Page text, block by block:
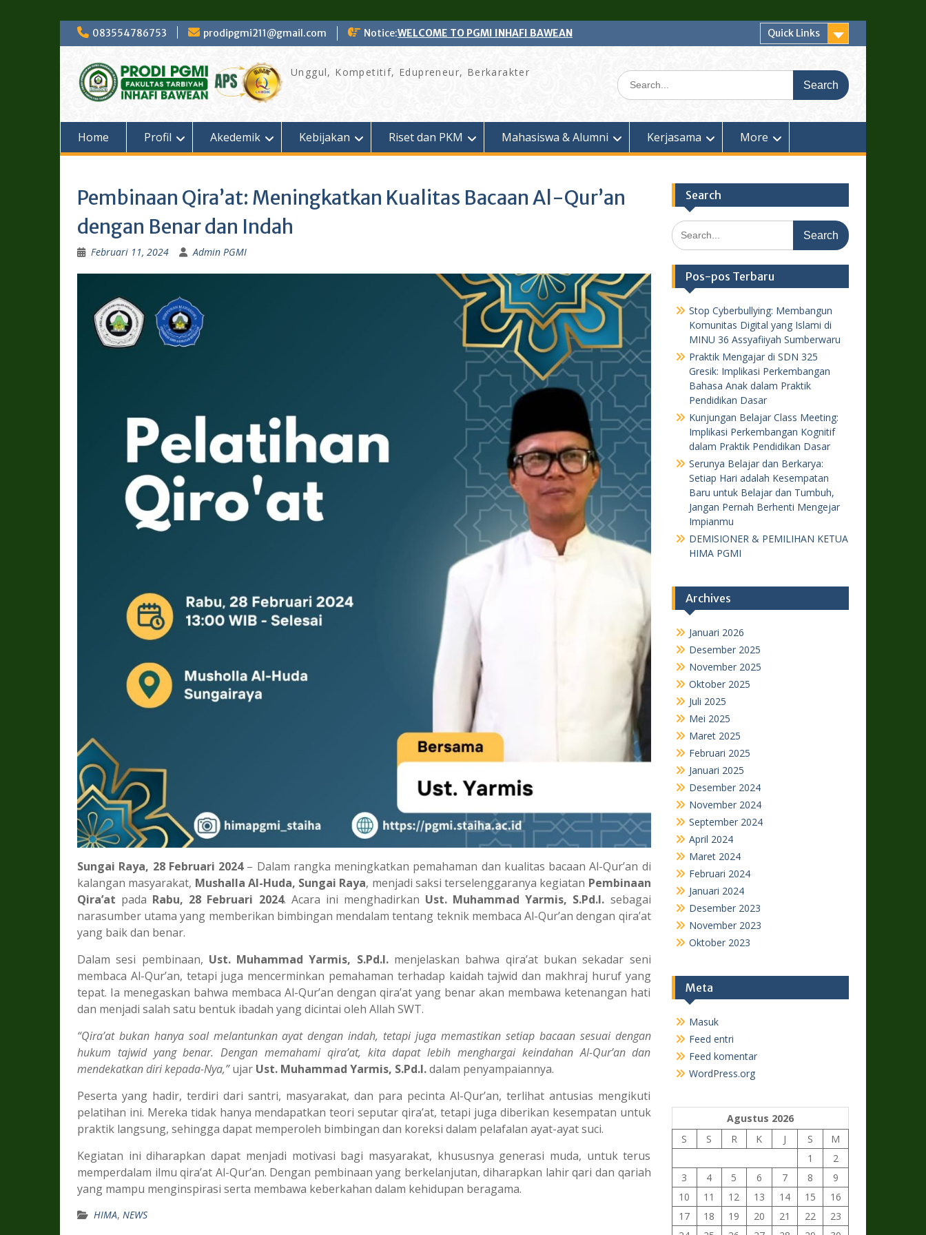
Skip
083554786753 prodipgmi211@gmail.com Notice:WELCOME TO PGMI INHAFI BAWEAN Quick Links
Unggul, Kompetitif, Edupreneur, Berkarakter
Search
for:
Home Profil Akedemik Kebijakan Riset dan PKM Mahasiswa & Alumni Kerjasama More
Pembinaan Qira’at: Meningkatkan Kualitas Bacaan Al-Qur’an
dengan Benar dan Indah
Februari 11, 2024 Admin PGMI
Sungai Raya, 28 Februari 2024– Dalam rangka meningkatkan pemahaman dan kualitas bacaan Al-Qur’an di
kalangan masyarakat, Mushalla Al-Huda, Sungai Raya, menjadi saksi terselenggaranya kegiatan Pembinaan
Qira’at pada Rabu, 28 Februari 2024. Acara ini menghadirkan Ust. Muhammad Yarmis, S.Pd.I. sebagai
narasumber utama yang memberikan bimbingan mendalam tentang teknik membaca Al-Qur’an dengan qira’at
yang baik dan benar.
Dalam sesi pembinaan, Ust. Muhammad Yarmis, S.Pd.I.menjelaskan bahwa qira’at bukan sekadar seni
membaca Al-Qur’an, tetapi juga mencerminkan pemahaman terhadap kaidah tajwid dan makhraj huruf yang
tepat. Ia menegaskan bahwa membaca Al-Qur’an dengan qira’at yang benar akan membawa ketenangan hati
dan menjadi salah satu bentuk ibadah yang dicintai oleh Allah SWT.
“Qira’at bukan hanya soal melantunkan ayat dengan indah, tetapi juga memastikan setiap bacaan sesuai dengan
hukum tajwid yang benar. Dengan memahami qira’at, kita dapat lebih menghargai keindahan Al-Qur’an dan
mendekatkan diri kepada-Nya,”ujar Ust. Muhammad Yarmis, S.Pd.I.dalam penyampaiannya.
Peserta yang hadir, terdiri dari santri, masyarakat, dan para pecinta Al-Qur’an, terlihat antusias mengikuti
pelatihan ini. Mereka tidak hanya mendapatkan teori seputar qira’at, tetapi juga diberikan kesempatan untuk
praktik langsung, sehingga dapat memperoleh bimbingan dan koreksi dalam pelafalan ayat-ayat suci.
Kegiatan ini diharapkan dapat menjadi motivasi bagi masyarakat, khususnya generasi muda, untuk terus
memperdalam ilmu qira’at Al-Qur’an. Dengan pembinaan yang berkelanjutan, diharapkan lahir qari dan qariah
yang mampu menginspirasi serta membawa keberkahan dalam kehidupan beragama.
HIMA, NEWS
Search
Search
for:
Pos-pos Terbaru
Stop Cyberbullying: Membangun
Komunitas Digital yang Islami di
MINU 36 Assyafiiyah Sumberwaru
Praktik Mengajar di SDN 325
Gresik: Implikasi Perkembangan
Bahasa Anak dalam Praktik
Pendidikan Dasar
Kunjungan Belajar Class Meeting:
Implikasi Perkembangan Kognitif
dalam Praktik Pendidikan Dasar
Serunya Belajar dan Berkarya:
Setiap Hari adalah Kesempatan
Baru untuk Belajar dan Tumbuh,
Jangan Pernah Berhenti Mengejar
Impianmu
DEMISIONER & PEMILIHAN KETUA
HIMA PGMI
Archives
Januari 2026
Desember 2025
November 2025
Oktober 2025
Juli 2025
Mei 2025
Maret 2025
Februari 2025
Januari 2025
Desember 2024
November 2024
September 2024
April 2024
Maret 2024
Februari 2024
Januari 2024
Desember 2023
November 2023
Oktober 2023
Meta
Masuk
Feed entri
Feed komentar
WordPress.org
Agustus 2026
S
S R K J S
M
1
2
3
4 5 6 7 8
9
10
11 12 13 14 15
16
17
18 19 20 21 22
23